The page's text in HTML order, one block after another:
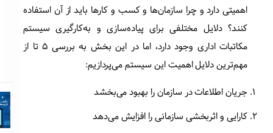
اهمیتی دارد و چرا سازمان‌ها و کسب و کارها باید از آن استفاده
کنند؟ دلایل مختلفی برای پیاده‌سازی و به‌کارگیری سیستم
مکاتبات اداری وجود دارد، اما در این بخش به بررسی 5 تا از
مهم‌ترین دلایل اهمیت این سیستم می‌پردازیم:
جریان اطلاعات در سازمان را بهبود می‌بخشد
کارایی و اثربخشی سازمانی را افزایش می‌دهد